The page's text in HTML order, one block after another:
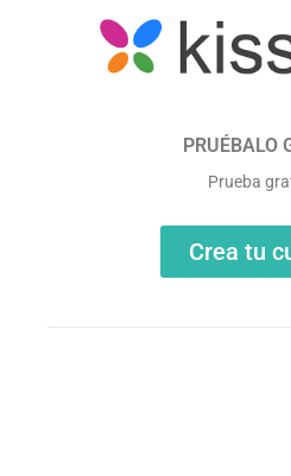
PRUÉBALO
Prueba
Crea tu